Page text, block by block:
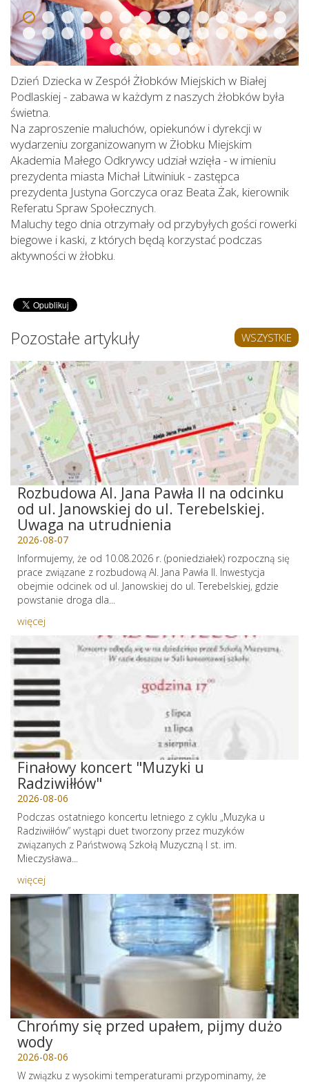
Dzień Dziecka w Zespół Żłobków Miejskich w Białej
Podlaskiej - zabawa w każdym z naszych żłobków była
świetna.
Na zaproszenie maluchów, opiekunów i dyrekcji w
wydarzeniu zorganizowanym w Żłobku Miejskim
Akademia Małego Odkrywcy udział wzięła - w imieniu
prezydenta miasta Michał Litwiniuk - zastępca
prezydenta Justyna Gorczyca oraz Beata Żak, kierownik
Referatu Spraw Społecznych.
Maluchy tego dnia otrzymały od przybyłych gości rowerki
biegowe i kaski, z których będą korzystać podczas
aktywności w żłobku.
Pozostałe artykuły WSZYSTKIE
Rozbudowa Al. Jana Pawła II na odcinku
od ul. Janowskiej do ul. Terebelskiej.
Uwaga na utrudnienia
2026-08-07
Informujemy, że od 10.08.2026 r. (poniedziałek) rozpoczną się
prace związane z rozbudową Al. Jana Pawła II. Inwestycja
obejmie odcinek od ul. Janowskiej do ul. Terebelskiej, gdzie
powstanie droga dla...
więcej
Finałowy koncert "Muzyki u
Radziwiłłów"
2026-08-06
Podczas ostatniego koncertu letniego z cyklu „Muzyka u
Radziwiłłów” wystąpi duet tworzony przez muzyków
związanych z Państwową Szkołą Muzyczną I st. im.
Mieczysława...
więcej
Chrońmy się przed upałem, pijmy dużo
wody
2026-08-06
W związku z wysokimi temperaturami przypominamy, że